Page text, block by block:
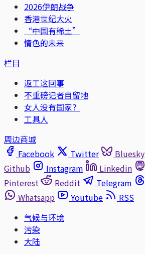
2026伊朗战争
香港世纪大火
“中国有稀土”
情色的未来
栏目
返工这回事
不重磅记者自留地
女人没有国家？
工具人
周边商城
Facebook
Twitter Bluesky
Github
Instagram Linkedin
Pinterest
Reddit Telegram
Whatsapp
Youtube
RSS
气候与环境
污染
大陆